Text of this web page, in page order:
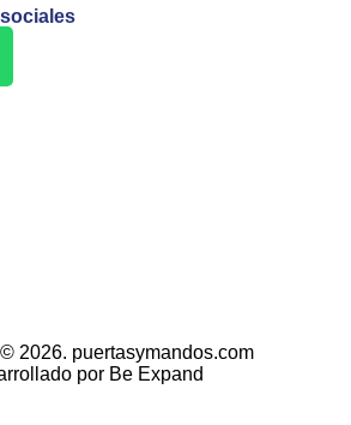
2026. puertasymandos.com
por Be Expand